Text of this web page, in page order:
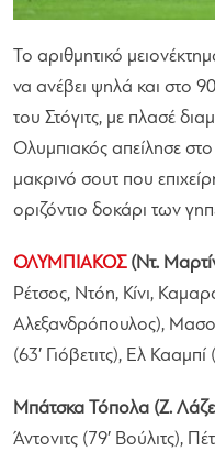
Το αριθμητικό
να ανέβει ψηλά και στο
του Στόγιτς, με πλασέ
Ολυμπιακός απείλησε στο
μακρινό σουτ που
οριζόντιο δοκάρι των
ΟΛΥΜΠΙΑΚΟΣ(Ντ.
Ρέτσος, Ντόη, Κίνι,
Αλεξανδρόπουλος),
(63′ Γιόβετιτς), Ελ
Μπάτσκα Τόπολα (Ζ.
Άντονιτς (79′ Βούλιτς),